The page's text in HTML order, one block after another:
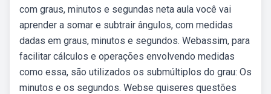
com graus, minutos e segundas neta aula você vai
aprender a somar e subtrair ângulos, com medidas
dadas em graus, minutos e segundos. Webassim, para
facilitar cálculos e operações envolvendo medidas
como essa, são utilizados os submúltiplos do grau: Os
minutos e os segundos. Webse quiseres questões